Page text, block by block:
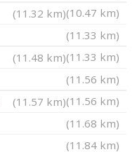
(10.47 km)
(11.32 km)
(11.33 km)
(11.33 km)
(11.48 km)
(11.56 km)
(11.56 km)
(11.57 km)
(11.68 km)
(11.84 km)